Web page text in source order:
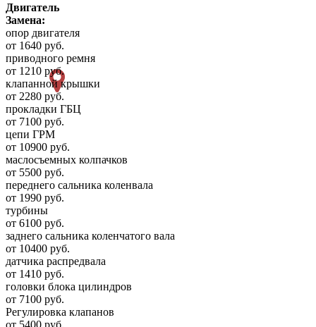
Двигатель
Замена:
опор двигателя
от 1640 руб.
приводного ремня
от 1210 руб.
клапанной крышки
от 2280 руб.
прокладки ГБЦ
от 7100 руб.
цепи ГРМ
от 10900 руб.
маслосъемных колпачков
от 5500 руб.
переднего сальника коленвала
от 1990 руб.
турбины
от 6100 руб.
заднего сальника коленчатого вала
от 10400 руб.
датчика распредвала
от 1410 руб.
головки блока цилиндров
от 7100 руб.
Регулировка клапанов
от 5400 руб.